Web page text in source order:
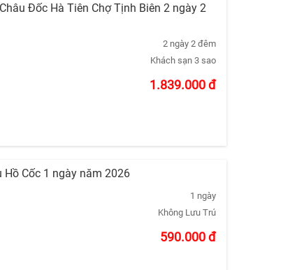
Đốc Hà Tiên Chợ Tịnh Biên 2 ngày 2
2 ngày 2 đêm
Khách sạn 3 sao
1.839.000đ
Hồ Cốc 1 ngày năm 2026
1 ngày
Không Lưu Trú
590.000đ